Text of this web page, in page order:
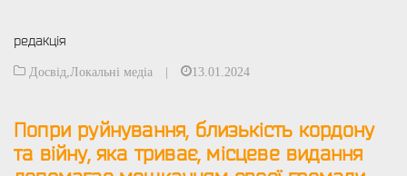
редакція
Досвід Локальні медіа | 13.01.2024
Попри руйнування, близькість кордону
та війну, яка триває, місцеве видання